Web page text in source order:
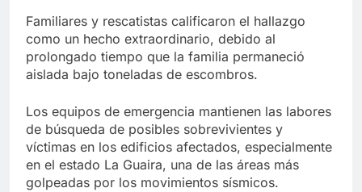
Familiares y rescatistas calificaron el hallazgo
como un hecho extraordinario, debido al
prolongado tiempo que la familia permaneció
aislada bajo toneladas de escombros.
Los equipos de emergencia mantienen las labores
de búsqueda de posibles sobrevivientes y
víctimas en los edificios afectados, especialmente
en el estado La Guaira, una de las áreas más
golpeadas por los movimientos sísmicos.